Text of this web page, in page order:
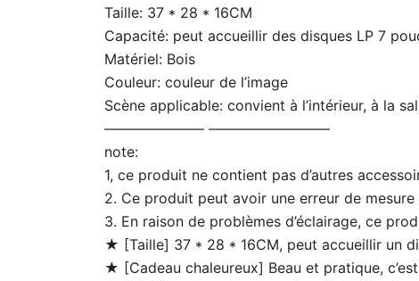
Taille: 37 * 28 * 16CM
Capacité: peut accueillir des disques LP 7
Matériel: Bois
Couleur: couleur de l’image
Scène applicable: convient à l’intérieur, à la
——————— ————————–
note:
1, ce produit ne contient pas d’autres
2. Ce produit peut avoir une erreur de
3. En raison de problèmes d’éclairage, ce
★ [Taille] 37 * 28 * 16CM, peut accueillir un
★ [Cadeau chaleureux] Beau et pratique,